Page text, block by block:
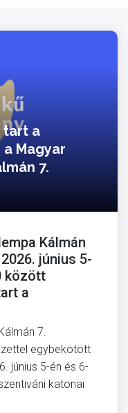
tart a
Magyar
7.
Kálmán
június 5-
között
a
7.
egybekötött
június 5-én és 6-
katonai